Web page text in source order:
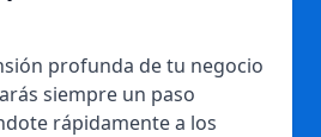
profunda de tu negocio
siempre un paso
rápidamente a los